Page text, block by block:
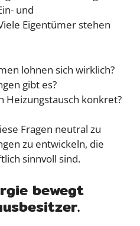
und
Eigentümer stehen
lohnen sich wirklich?
gibt es?
Heizungstausch konkret?
Fragen neutral zu
zu entwickeln, die
sinnvoll sind.
bewegt